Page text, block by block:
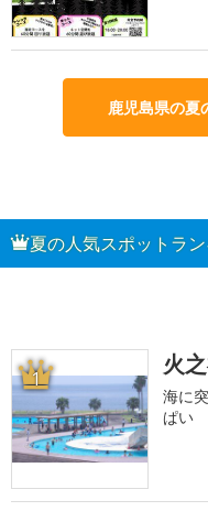
鹿児島県の夏
夏の人気スポットラ
1 火
海に
ぱい